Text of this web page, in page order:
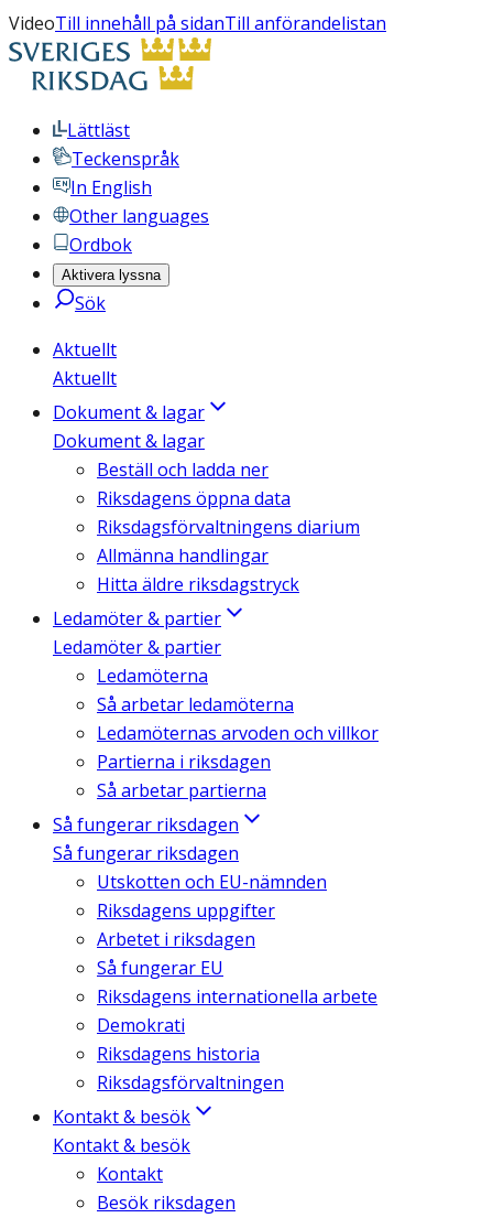
VideoTill innehåll på sidanTill anförandelistan
Lättläst
Teckenspråk
In English
Other languages
Ordbok
Aktivera lyssna
Sök
Aktuellt
Aktuellt
Dokument & lagar
Dokument & lagar
Beställ och ladda ner
Riksdagens öppna data
Riksdagsförvaltningens diarium
Allmänna handlingar
Hitta äldre riksdagstryck
Ledamöter & partier
Ledamöter & partier
Ledamöterna
Så arbetar ledamöterna
Ledamöternas arvoden och villkor
Partierna i riksdagen
Så arbetar partierna
Så fungerar riksdagen
Så fungerar riksdagen
Utskotten och EU-nämnden
Riksdagens uppgifter
Arbetet i riksdagen
Så fungerar EU
Riksdagens internationella arbete
Demokrati
Riksdagens historia
Riksdagsförvaltningen
Kontakt & besök
Kontakt & besök
Kontakt
Besök riksdagen